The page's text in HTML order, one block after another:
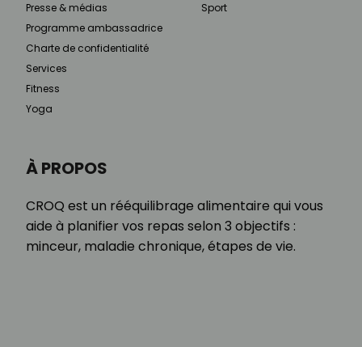
À PROPOS
CROQ est un rééquilibrage alimentaire qui vous
aide à planifier vos repas selon 3 objectifs :
minceur, maladie chronique, étapes de vie.
Presse & médias
Programme ambassadrice
Charte de confidentialité
Services
Fitness
Yoga
Sport